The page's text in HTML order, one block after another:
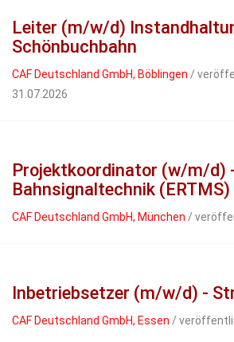
Leiter (m/w/d)
Schönbuchbahn
CAF Deutschland GmbH, Böblingen /
31.07.2026
Projektkoordinator (w/m/d)
Bahnsignaltechnik (ERTMS)
CAF Deutschland GmbH, München /
Inbetriebsetzer (m/w/d) -
CAF Deutschland GmbH, Essen /